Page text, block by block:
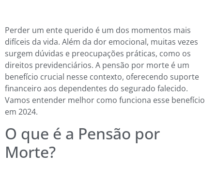
Perder um ente querido é um dos momentos mais
difíceis da vida. Além da dor emocional, muitas vezes
surgem dúvidas e preocupações práticas, como os
direitos previdenciários. A pensão por morte é um
benefício crucial nesse contexto, oferecendo suporte
financeiro aos dependentes do segurado falecido.
Vamos entender melhor como funciona esse benefício
em 2024.
O que é a Pensão por
Morte?